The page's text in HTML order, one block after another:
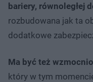
bariery, równoległej
rozbudowana jak ta
dodatkowe
Ma być też
który w tym